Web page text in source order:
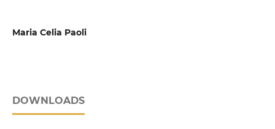
Maria Celia Paoli
DOWNLOADS